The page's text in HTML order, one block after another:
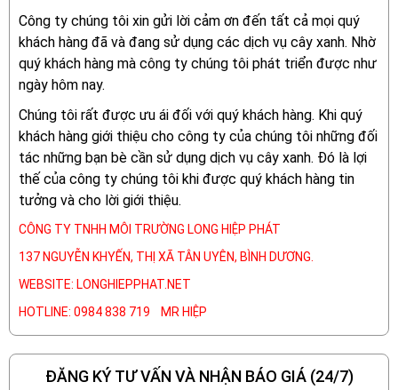
Công ty chúng tôi xin gửi lời cảm ơn đến tất cả mọi quý
khách hàng đã và đang sử dụng các dịch vụ cây xanh. Nhờ
quý khách hàng mà công ty chúng tôi phát triển được như
ngày hôm nay.
Chúng tôi rất được ưu ái đối với quý khách hàng. Khi quý
khách hàng giới thiệu cho công ty của chúng tôi những đối
tác những bạn bè cần sử dụng dịch vụ cây xanh. Đó là lợi
thế của công ty chúng tôi khi được quý khách hàng tin
tưởng và cho lời giới thiệu.
CÔNG TY TNHH MÔI TRƯỜNG LONG HIỆP PHÁT
137 NGUYỄN KHYẾN, THỊ XÃ TÂN UYÊN, BÌNH DƯƠNG.
WEBSITE: LONGHIEPPHAT.NET
HOTLINE: 0984 838 719 MR HIỆP
ĐĂNG KÝ TƯ VẤN VÀ NHẬN BÁO GIÁ (24/7)